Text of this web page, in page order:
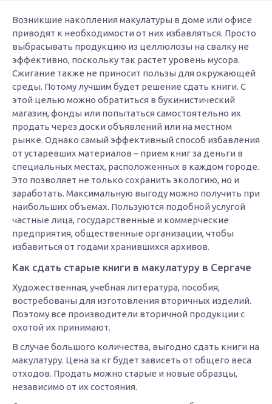
Возникшие накопления макулатуры в доме или офисе
приводят к необходимости от них избавляться. Просто
выбрасывать продукцию из целлюлозы на свалку не
эффективно, поскольку так растет уровень мусора.
Сжигание также не приносит пользы для окружающей
среды. Потому лучшим будет решение сдать книги. С
этой целью можно обратиться в букинистический
магазин, фонды или попытаться самостоятельно их
продать через доски объявлений или на местном
рынке. Однако самый эффективный способ избавления
от устаревших материалов – прием книг за деньги в
специальных местах, расположенных в каждом городе.
Это позволяет не только сохранить экологию, но и
заработать. Максимальную выгоду можно получить при
наибольших объемах. Пользуются подобной услугой
частные лица, государственные и коммерческие
предприятия, общественные организации, чтобы
избавиться от годами хранившихся архивов.
Как сдать старые книги в макулатуру в Сергаче
Художественная, учебная литература, пособия,
востребованы для изготовления вторичных изделий.
Поэтому все производители вторичной продукции с
охотой их принимают.
В случае большого количества, выгодно сдать книги на
макулатуру. Цена за кг будет зависеть от общего веса
отходов. Продать можно старые и новые образцы,
независимо от их состояния.